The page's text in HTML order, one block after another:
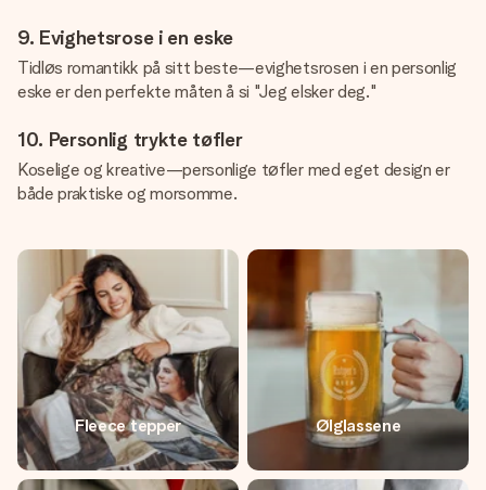
9. Evighetsrose i en eske
Tidløs romantikk på sitt beste—evighetsrosen i en personlig
eske er den perfekte måten å si "Jeg elsker deg."
10. Personlig trykte tøfler
Koselige og kreative—personlige tøfler med eget design er
både praktiske og morsomme.
Fleece tepper Ølglassene